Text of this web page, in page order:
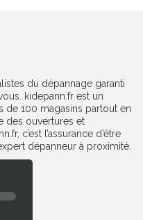
du dépannage garanti
kidepann.fr est un
de 100 magasins partout en
des ouvertures et
c’est l’assurance d’être
dépanneur à proximité.